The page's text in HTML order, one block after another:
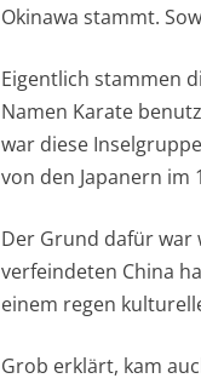
Okinawa stammt.
Eigentlich stammen
Namen Karate
war diese
von den Japanern im
Der Grund dafür war
verfeindeten China
einem regen
Grob erklärt, kam